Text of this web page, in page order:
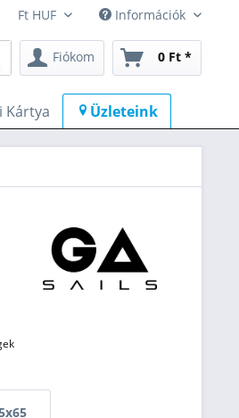
Információk
Fiókom 0 Ft *
Kártya Üzleteink